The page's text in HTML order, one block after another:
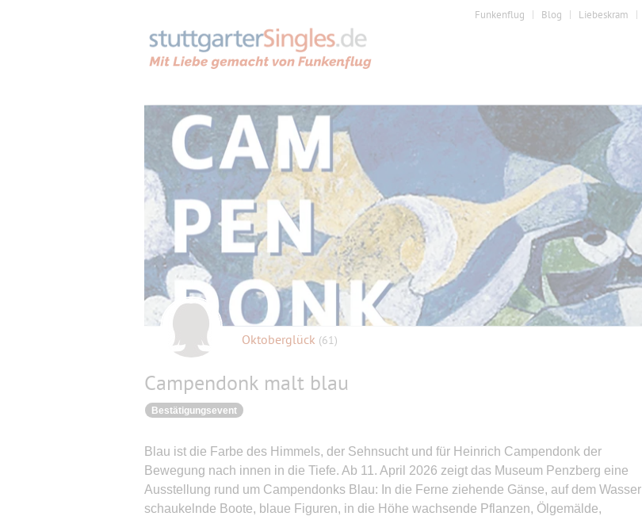
Funkenflug Blog Liebeskram
Oktoberglück (61)
Campendonk malt blau
Bestätigungsevent
Blau ist die Farbe des Himmels, der Sehnsucht und für Heinrich Campendonk der
Bewegung nach innen in die Tiefe. Ab 11. April 2026 zeigt das Museum Penzberg eine
Ausstellung rund um Campendonks Blau: In die Ferne ziehende Gänse, auf dem Wasser
schaukelnde Boote, blaue Figuren, in die Höhe wachsende Pflanzen, Ölgemälde,